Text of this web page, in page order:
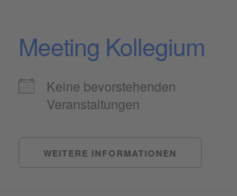
Meeting Kollegium
Keine bevorstehenden
Veranstaltungen
WEITERE INFORMATIONEN